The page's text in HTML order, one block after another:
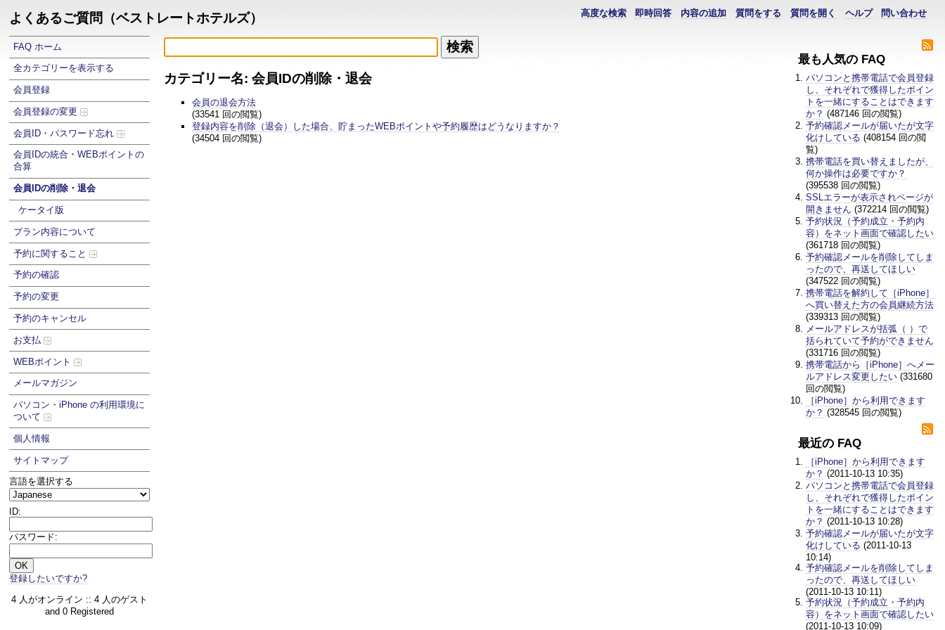
よくあるご質問（ベストレートホテルズ） 問い合わせ
ヘルプ
質問を開く
質問をする
内容の追加
即時回答
高度な検索
FAQ ホーム
全カテゴリーを表示する
会員登録
会員登録の変更
会員ID・パスワード忘れ
会員IDの統合・WEBポイントの
合算
会員IDの削除・退会
ケータイ版
プラン内容について
予約に関すること
予約の確認
予約の変更
予約のキャンセル
お支払
WEBポイント
メールマガジン
パソコン・iPhone の利用環境に
ついて
個人情報
サイトマップ
言語を選択する
ID:
パスワード:
登録したいですか?
4 人がオンライン :: 4 人のゲスト
and 0 Registered
最も人気の FAQ
パソコンと携帯電話で会員登録
し、それぞれで獲得したポイン
トを一緒にすることはできます
か？ (487146 回の閲覧)
予約確認メールが届いたが文字
化けしている (408154 回の閲
覧)
携帯電話を買い替えましたが、
何か操作は必要ですか？
(395538 回の閲覧)
SSLエラーが表示されページが
開きません (372214 回の閲覧)
予約状況（予約成立・予約内
容）をネット画面で確認したい
(361718 回の閲覧)
予約確認メールを削除してしま
ったので、再送してほしい
(347522 回の閲覧)
携帯電話を解約して［iPhone］
へ買い替えた方の会員継続方法
(339313 回の閲覧)
メールアドレスが括弧（ ）で
括られていて予約ができません
(331716 回の閲覧)
携帯電話から［iPhone］へメー
ルアドレス変更したい (331680
回の閲覧)
［iPhone］から利用できます
か？ (328545 回の閲覧)
最近の FAQ
［iPhone］から利用できます
か？ (2011-10-13 10:35)
パソコンと携帯電話で会員登録
し、それぞれで獲得したポイン
トを一緒にすることはできます
か？ (2011-10-13 10:28)
予約確認メールが届いたが文字
化けしている (2011-10-13
10:14)
予約確認メールを削除してしま
ったので、再送してほしい
(2011-10-13 10:11)
予約状況（予約成立・予約内
容）をネット画面で確認したい
(2011-10-13 10:09)
カテゴリー名: 会員IDの削除・退会
会員の退会方法
(33541 回の閲覧)
登録内容を削除（退会）した場合、貯まったWEBポイントや予約履歴はどうなりますか？
(34504 回の閲覧)